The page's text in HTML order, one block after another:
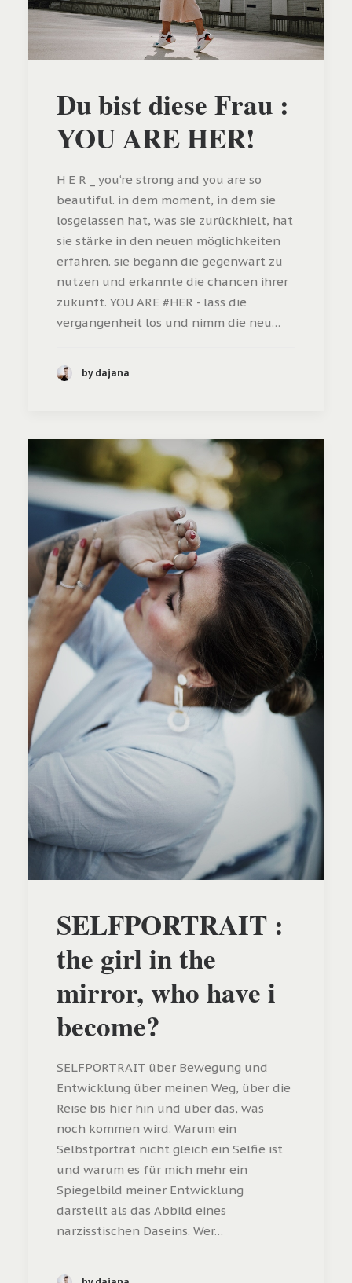
Du bist diese Frau :
YOU ARE HER!
H E R _ you‘re strong and you are so
beautiful. in dem moment, in dem sie
losgelassen hat, was sie zurückhielt, hat
sie stärke in den neuen möglichkeiten
erfahren. sie begann die gegenwart zu
nutzen und erkannte die chancen ihrer
zukunft. YOU ARE #HER - lass die
vergangenheit los und nimm die neu…
by dajana
SELFPORTRAIT :
the girl in the
mirror, who have i
become?
SELFPORTRAIT über Bewegung und
Entwicklung über meinen Weg, über die
Reise bis hier hin und über das, was
noch kommen wird. Warum ein
Selbstporträt nicht gleich ein Selfie ist
und warum es für mich mehr ein
Spiegelbild meiner Entwicklung
darstellt als das Abbild eines
narzisstischen Daseins. Wer…